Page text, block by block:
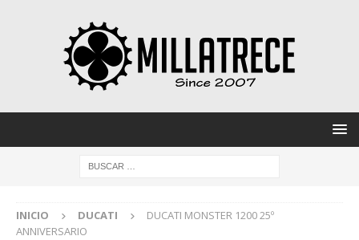
INICIO DUCATI
DUCATI MONSTER 1200 25º
ANNIVERSARIO